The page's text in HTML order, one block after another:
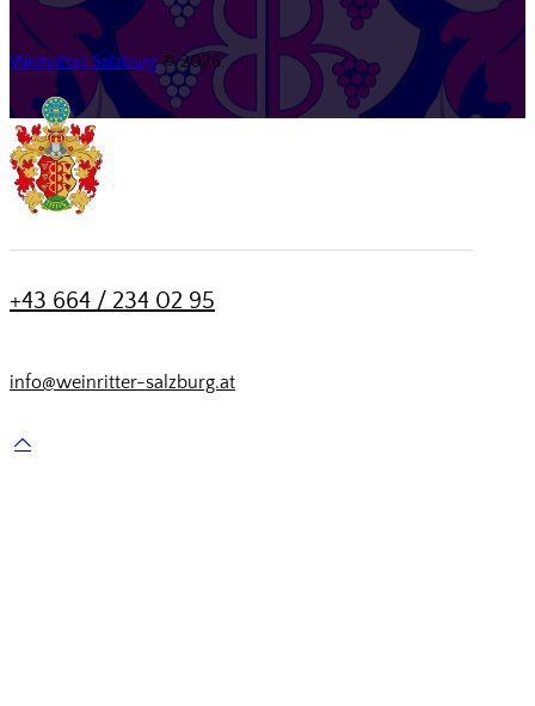
Weinritter Salzburg© 2026.
+43 664 / 234 02 95
info@weinritter-salzburg.at